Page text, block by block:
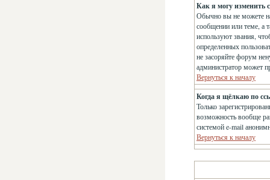
Как я могу изменить
Обычно вы не можете
сообщении или теме, а
используют звания,
определенных
не засоряйте форум
администратор может
Вернуться к началу
Когда я щёлкаю по
Только
возможность вообще
системой e-mail
Вернуться к началу